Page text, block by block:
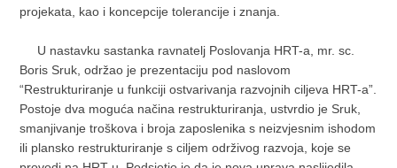
projekata, kao i koncepcije tolerancije i znanja.
U nastavku sastanka ravnatelj Poslovanja HRT-a, mr. sc.
Boris Sruk, održao je prezentaciju pod naslovom
“Restrukturiranje u funkciji ostvarivanja razvojnih ciljeva HRT-a”.
Postoje dva moguća načina restrukturiranja, ustvrdio je Sruk,
smanjivanje troškova i broja zaposlenika s neizvjesnim ishodom
ili plansko restrukturiranje s ciljem održivog razvoja, koje se